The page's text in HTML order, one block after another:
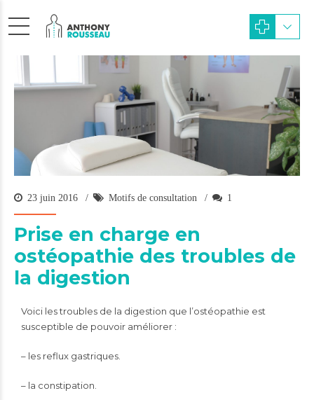
23 juin 2016 Motifs de consultation 1
Prise en charge en
ostéopathie des troubles de
la digestion
Voici les troubles de la digestion que l’ostéopathie est
susceptible de pouvoir améliorer :
– les reflux gastriques
– la constipation